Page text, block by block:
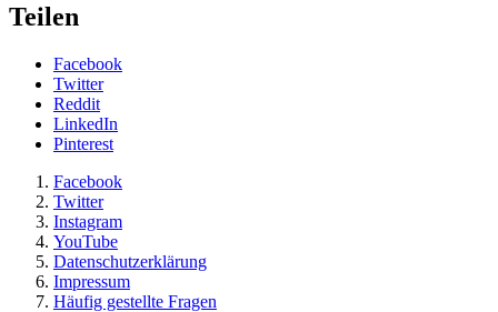
Teilen
Facebook
Twitter
Reddit
LinkedIn
Pinterest
Facebook
Twitter
Instagram
YouTube
Datenschutzerklärung
Impressum
Häufig gestellte Fragen